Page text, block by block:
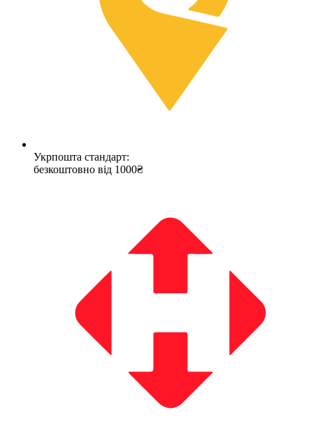
Укрпошта стандарт:
безкоштовно від 1000₴